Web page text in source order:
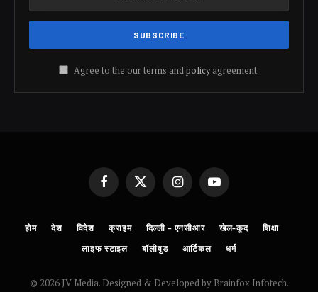
Agree to the our terms andpolicyagreement.
FacebookX
(Twitter)
InstagramYouTube
होम देश विदेश क्राइम दिल्ली – एनसीआर खेल-कूद शिक्षा
लाइफ स्टाइल बॉलीवुड आर्टिकल धर्म
© 2026 JV Media. Designed & Developed by Brainfox Infotech.